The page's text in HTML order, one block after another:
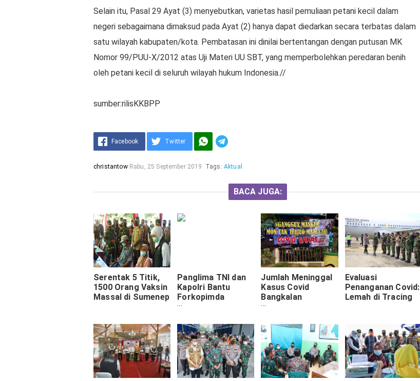
Selain itu, Pasal 29 Ayat (3) menyebutkan, varietas hasil pemuliaan petani kecil dalam
negeri sebagaimana dimaksud pada Ayat (2) hanya dapat diedarkan secara terbatas dalam
satu wilayah kabupaten/kota. Pembatasan ini dinilai bertentangan dengan putusan MK
Nomor 99/PUU-X/2012 atas Uji Materi UU SBT, yang memperbolehkan peredaran benih
oleh petani kecil di seluruh wilayah hukum Indonesia.//
sumber:rilisKKBPP
Facebook Twitter
christantow Rabu, 25 September 2019 Tags: Aktual
BACA JUGA:
Serentak 5 Titik,
1500 Orang Vaksin
Massal di Sumenep
Panglima TNI dan
Kapolri Bantu
Forkopimda
Mitigasi Covid-19
Jumlah Meninggal
Kasus Covid
Bangkalan
Meningkat, Polda
Zona Merah
Evaluasi
Penanganan Covid:
Lemah di Tracing